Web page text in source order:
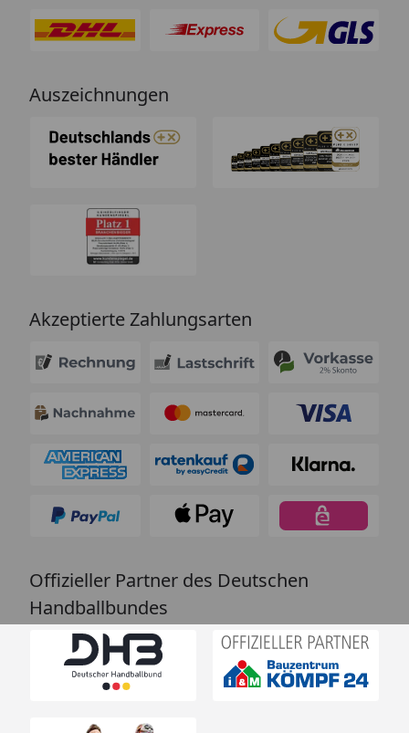
Auszeichnungen
Akzeptierte Zahlungsarten
Offizieller Partner des Deutschen
Handballbundes